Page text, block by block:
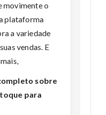
movimente o
plataforma
a variedade
vendas. E
sobre
para